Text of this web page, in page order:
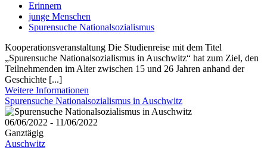
Erinnern
junge Menschen
Spurensuche Nationalsozialismus
Kooperationsveranstaltung Die Studienreise mit dem Titel
„Spurensuche Nationalsozialismus in Auschwitz“ hat zum Ziel, den
Teilnehmenden im Alter zwischen 15 und 26 Jahren anhand der
Geschichte [...]
Weitere Informationen
Spurensuche Nationalsozialismus in Auschwitz
06/06/2022 - 11/06/2022
Ganztägig
Auschwitz